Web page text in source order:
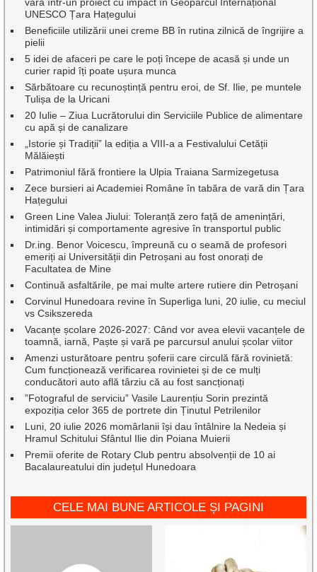
UNESCO Țara Hațegului
Beneficiile utilizării unei creme BB în rutina zilnică de îngrijire a
pielii
5 idei de afaceri pe care le poți începe de acasă și unde un
curier rapid îți poate ușura munca
Sărbătoare cu recunoștință pentru eroi, de Sf. Ilie, pe muntele
Tulișa de la Uricani
20 Iulie – Ziua Lucrătorului din Serviciile Publice de alimentare
cu apă și de canalizare
„Istorie și Tradiții” la ediția a VIII-a a Festivalului Cetății
Mălăiești
Patrimoniul fără frontiere la Ulpia Traiana Sarmizegetusa
Zece bursieri ai Academiei Române în tabăra de vară din Țara
Hațegului
Green Line Valea Jiului: Toleranță zero față de amenințări,
intimidări și comportamente agresive în transportul public
Dr.ing. Benor Voicescu, împreună cu o seamă de profesori
emeriți ai Universității din Petroșani au fost onorați de
Facultatea de Mine
Continuă asfaltările, pe mai multe artere rutiere din Petroșani
Corvinul Hunedoara revine în Superliga luni, 20 iulie, cu meciul
vs Csikszereda
Vacanțe școlare 2026-2027: Când vor avea elevii vacanțele de
toamnă, iarnă, Paște și vară pe parcursul anului școlar viitor
Amenzi usturătoare pentru șoferii care circulă fără rovinietă:
Cum funcționează verificarea rovinietei și de ce mulți
conducători auto află târziu că au fost sancționați
”Fotograful de serviciu” Vasile Laurențiu Sorin prezintă
expoziția celor 365 de portrete din Ținutul Petrilenilor
Luni, 20 iulie 2026 momârlanii își dau întâlnire la Nedeia și
Hramul Schitului Sfântul Ilie din Poiana Muierii
Premii oferite de Rotary Club pentru absolvenții de 10 ai
Bacalaureatului din județul Hunedoara
CELE MAI BUNE ARTICOLE ȘI PAGINI